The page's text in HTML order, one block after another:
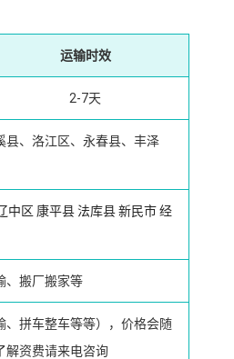
运输时效
2-7天
县、洛江区、永春县、丰泽
中区 康平县 法库县新民市经
、搬厂搬家等
、拼车整车等等），价格会随
解资费请来电咨询